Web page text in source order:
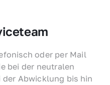
oder per Mail
bei der neutralen
Abwicklung bis hin